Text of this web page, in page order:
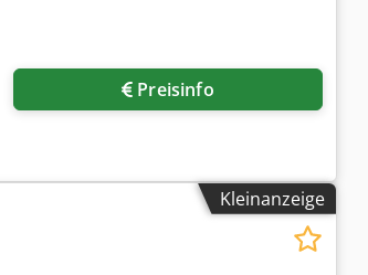
Preisinfo
Kleinanzeige